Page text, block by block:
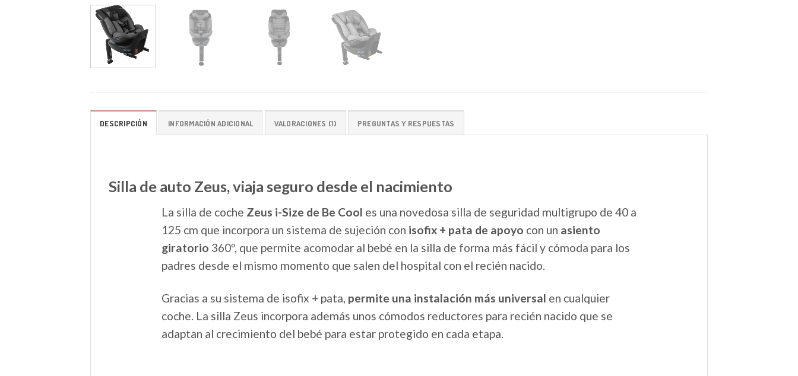
DESCRIPCIÓN INFORMACIÓN ADICIONAL VALORACIONES (1) PREGUNTAS Y RESPUESTAS
Silla de auto Zeus, viaja seguro desde el nacimiento
La silla de coche Zeus i-Size de Be Cool es una novedosa silla de seguridad multigrupo de 40 a
125 cm que incorpora un sistema de sujeción con isofix + pata de apoyo con un asiento
giratorio 360º, que permite acomodar al bebé en la silla de forma más fácil y cómoda para los
padres desde el mismo momento que salen del hospital con el recién nacido.
Gracias a su sistema de isofix + pata, permite una instalación más universal en cualquier
coche. La silla Zeus incorpora además unos cómodos reductores para recién nacido que se
adaptan al crecimiento del bebé para estar protegido en cada etapa.